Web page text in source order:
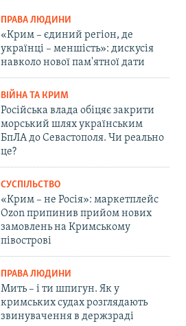
ПРАВА ЛЮДИНИ
«Крим – єдиний регіон, де
українці – меншість»: дискусія
навколо нової пам'ятної дати
ВІЙНА ТА КРИМ
Російська влада обіцяє закрити
морський шлях українським
БпЛА до Севастополя. Чи реально
це?
СУСПІЛЬСТВО
«Крим – не Росія»: маркетплейс
Ozon припинив прийом нових
замовлень на Кримському
півострові
ПРАВА ЛЮДИНИ
Мить – і ти шпигун. Як у
кримських судах розглядають
звинувачення в держзраді